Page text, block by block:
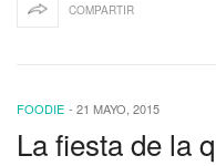
COMPARTIR
FOODIE - 21 MAYO, 2015
La fiesta de la